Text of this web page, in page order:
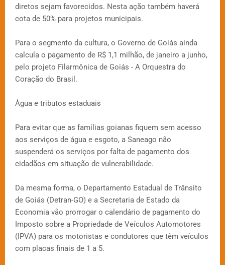
diretos sejam favorecidos. Nesta ação também haverá
cota de 50% para projetos municipais.
Para o segmento da cultura, o Governo de Goiás ainda
calcula o pagamento de R$ 1,1 milhão, de janeiro a junho,
pelo projeto Filarmônica de Goiás - A Orquestra do
Coração do Brasil.
Água e tributos estaduais
Para evitar que as famílias goianas fiquem sem acesso
aos serviços de água e esgoto, a Saneago não
suspenderá os serviços por falta de pagamento dos
cidadãos em situação de vulnerabilidade.
Da mesma forma, o Departamento Estadual de Trânsito
de Goiás (Detran-GO) e a Secretaria de Estado da
Economia vão prorrogar o calendário de pagamento do
Imposto sobre a Propriedade de Veículos Automotores
(IPVA) para os motoristas e condutores que têm veículos
com placas finais de 1 a 5.